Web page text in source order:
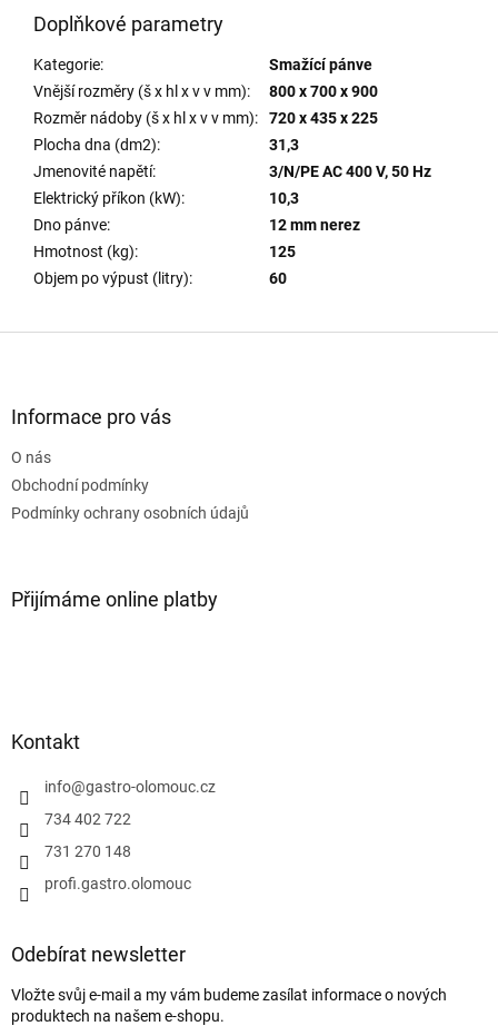
Doplňkové parametry
Kategorie:
Smažící pánve
Vnější rozměry (š x hl x v v mm):
800 x 700 x 900
Rozměr nádoby (š x hl x v v mm):
720 x 435 x 225
Plocha dna (dm2):
31,3
Jmenovité napětí:
3/N/PE AC 400 V, 50 Hz
Elektrický příkon (kW):
10,3
Dno pánve:
12 mm nerez
Hmotnost (kg):
125
Objem po výpust (litry): 60
Informace pro vás
O nás
Obchodní podmínky
Podmínky ochrany osobních údajů
Přijímáme online platby
Kontakt
info@gastro-olomouc.cz
734 402 722
731 270 148
profi.gastro.olomouc
Odebírat newsletter
Vložte svůj e-mail a my vám budeme zasílat informace o nových
produktech na našem e-shopu.